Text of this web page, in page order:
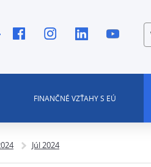
FINANČNÉ VZŤAHY S EÚ
Júl 2024